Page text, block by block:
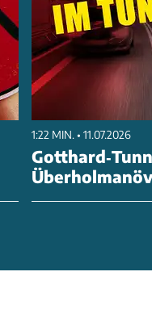
1:22 MIN. • 11.07.2026